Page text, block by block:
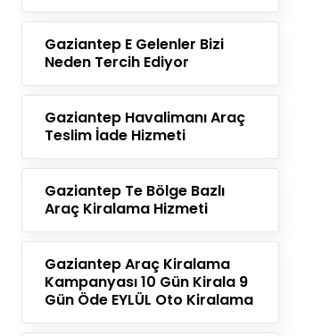
Gaziantep E Gelenler Bizi
Neden Tercih Ediyor
Gaziantep Havalimanı Araç
Teslim İade Hizmeti
Gaziantep Te Bölge Bazlı
Araç Kiralama Hizmeti
Gaziantep Araç Kiralama
Kampanyası 10 Gün Kirala 9
Gün Öde EYLÜL Oto Kiralama